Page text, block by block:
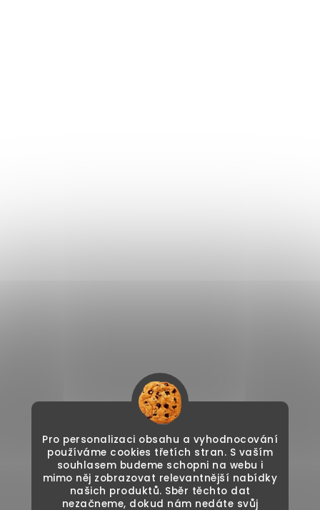
Pro personalizaci obsahu a vyhodnocování
používáme cookies třetích stran. S vaším
souhlasem budeme schopni na webu i
mimo něj zobrazovat relevantnější nabídky
našich produktů. Sběr těchto dat
nezačneme, dokud nám nedáte svůj